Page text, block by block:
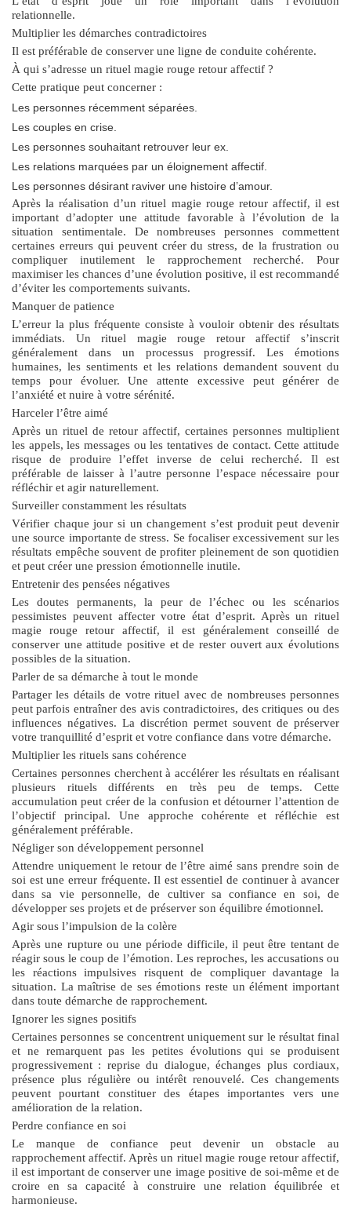
relationnelle.
Multiplier les démarches contradictoires
Il est préférable de conserver une ligne de conduite cohérente.
À qui s’adresse un rituel magie rouge retour affectif ?
Cette pratique peut concerner :
Les personnes récemment séparées.
Les couples en crise.
Les personnes souhaitant retrouver leur ex.
Les relations marquées par un éloignement affectif.
Les personnes désirant raviver une histoire d’amour.
Après la réalisation d’unrituel magie rouge retour affectif, il est
important d’adopter une attitude favorable à l’évolution de la
situation sentimentale. De nombreuses personnes commettent
certaines erreurs qui peuvent créer du stress, de la frustration ou
compliquer inutilement le rapprochement recherché. Pour
maximiser les chances d’une évolution positive, il est recommandé
d’éviter les comportements suivants.
Manquer de patience
L’erreur la plus fréquente consiste à vouloir obtenir des résultats
immédiats. Unrituel magie rouge retour affectif s’inscrit
généralement dans un processus progressif. Les émotions
humaines, les sentiments et les relations demandent souvent du
temps pour évoluer. Une attente excessive peut générer de
l’anxiété et nuire à votre sérénité.
Harceler l’être aimé
Après un rituel de retour affectif, certaines personnes multiplient
les appels, les messages ou les tentatives de contact. Cette attitude
risque de produire l’effet inverse de celui recherché. Il est
préférable de laisser à l’autre personne l’espace nécessaire pour
réfléchir et agir naturellement.
Surveiller constamment les résultats
Vérifier chaque jour si un changement s’est produit peut devenir
une source importante de stress. Se focaliser excessivement sur les
résultats empêche souvent de profiter pleinement de son quotidien
et peut créer une pression émotionnelle inutile.
Entretenir des pensées négatives
Les doutes permanents, la peur de l’échec ou les scénarios
pessimistes peuvent affecter votre état d’esprit. Après un rituel
magie rouge retour affectif, il est généralement conseillé de
conserver une attitude positive et de rester ouvert aux évolutions
possibles de la situation.
Parler de sa démarche à tout le monde
Partager les détails de votre rituel avec de nombreuses personnes
peut parfois entraîner des avis contradictoires, des critiques ou des
influences négatives. La discrétion permet souvent de préserver
votre tranquillité d’esprit et votre confiance dans votre démarche.
Multiplier les rituels sans cohérence
Certaines personnes cherchent à accélérer les résultats en réalisant
plusieurs rituels différents en très peu de temps. Cette
accumulation peut créer de la confusion et détourner l’attention de
l’objectif principal. Une approche cohérente et réfléchie est
généralement préférable.
Négliger son développement personnel
Attendre uniquement le retour de l’être aimé sans prendre soin de
soi est une erreur fréquente. Il est essentiel de continuer à avancer
dans sa vie personnelle, de cultiver sa confiance en soi, de
développer ses projets et de préserver son équilibre émotionnel.
Agir sous l’impulsion de la colère
Après une rupture ou une période difficile, il peut être tentant de
réagir sous le coup de l’émotion. Les reproches, les accusations ou
les réactions impulsives risquent de compliquer davantage la
situation. La maîtrise de ses émotions reste un élément important
dans toute démarche de rapprochement.
Ignorer les signes positifs
Certaines personnes se concentrent uniquement sur le résultat final
et ne remarquent pas les petites évolutions qui se produisent
progressivement : reprise du dialogue, échanges plus cordiaux,
présence plus régulière ou intérêt renouvelé. Ces changements
peuvent pourtant constituer des étapes importantes vers une
amélioration de la relation.
Perdre confiance en soi
Le manque de confiance peut devenir un obstacle au
rapprochement affectif. Après un rituel magie rouge retour affectif,
il est important de conserver une image positive de soi-même et de
croire en sa capacité à construire une relation équilibrée et
harmonieuse.